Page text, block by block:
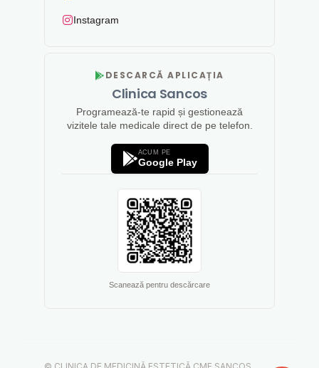
Instagram
DESCARCĂ APLICAȚIA
Clinica Sancos
Programează-te rapid și gestionează
vizitele tale medicale direct de pe telefon.
ACUM PE
Google Play
Scanează pentru descărcare